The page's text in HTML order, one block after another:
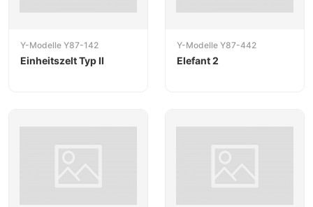
Y-Modelle Y87-142
Einheitszelt Typ II
Y-Modelle Y87-442
Elefant 2